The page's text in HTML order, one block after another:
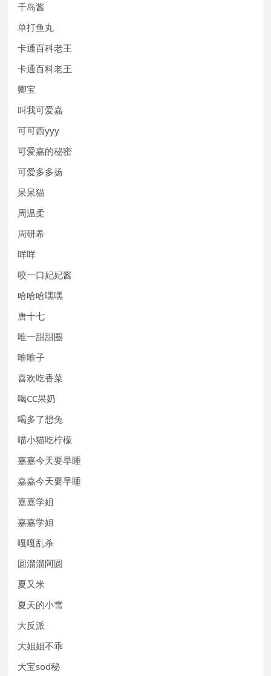
千岛酱
单打鱼丸
卡通百科老王
卡通百科老王
卿宝
叫我可爱嘉
可可西yyy
可爱嘉的秘密
可爱多多扬
呆呆猫
周温柔
周研希
咩咩
咬一口妃妃酱
哈哈哈嘿嘿
唐十七
唯一甜甜圈
唯唯子
喜欢吃香菜
喝CC果奶
喝多了想兔
喵小猫吃柠檬
嘉嘉今天要早睡
嘉嘉今天要早睡
嘉嘉学姐
嘉嘉学姐
嘎嘎乱杀
圆溜溜阿圆
夏又米
夏天的小雪
大反派
大姐姐不乖
大宝sod秘